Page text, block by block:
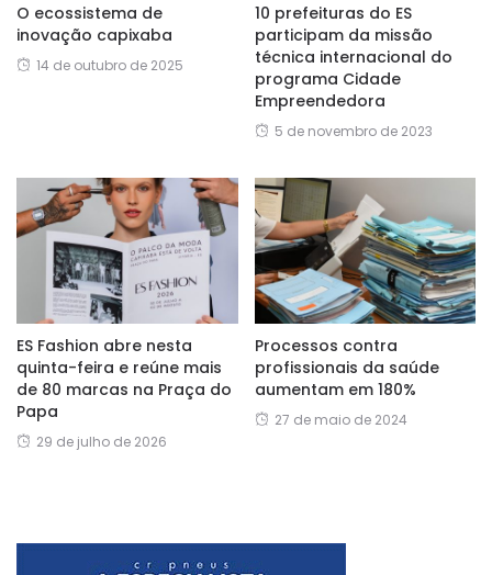
O ecossistema de
inovação capixaba
14 de outubro de 2025
10 prefeituras do ES
participam da missão
técnica internacional do
programa Cidade
Empreendedora
5 de novembro de 2023
ES Fashion abre nesta
quinta-feira e reúne mais
de 80 marcas na Praça do
Papa
29 de julho de 2026
Processos contra
profissionais da saúde
aumentam em 180%
27 de maio de 2024